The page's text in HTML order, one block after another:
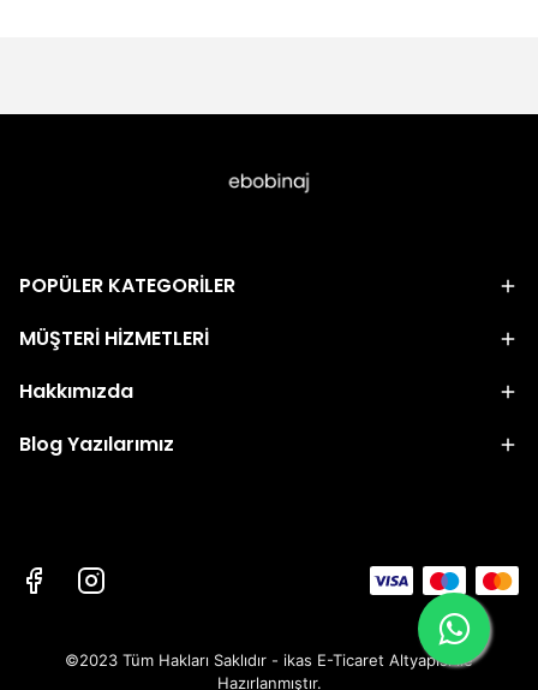
POPÜLER KATEGORİLER
MÜŞTERİ HİZMETLERİ
Hakkımızda
Blog Yazılarımız
©2023 Tüm Hakları Saklıdır - ikas E-Ticaret Altyapısı ile
Hazırlanmıştır.